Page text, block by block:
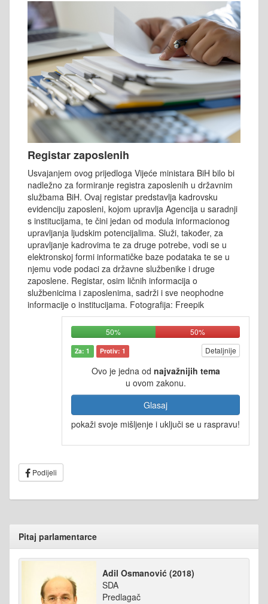
Registar zaposlenih
Usvajanjem ovog prijedloga Vijeće ministara BiH bilo bi
nadležno za formiranje registra zaposlenih u državnim
službama BiH. Ovaj registar predstavlja kadrovsku
evidenciju zaposleni, kojom upravlja Agencija u saradnji
s institucijama, te čini jedan od modula informacionog
upravljanja ljudskim potencijalima. Služi, također, za
upravljanje kadrovima te za druge potrebe, vodi se u
elektronskoj formi informatičke baze podataka te se u
njemu vode podaci za državne službenike i druge
zaposlene. Registar, osim ličnih informacija o
službenicima i zaposlenima, sadrži i sve neophodne
informacije o institucijama. Fotografija: Freepik
50% 50%
Za: 1 Protiv: 1 Detaljnije
Ovo je jedna od najvažnijih tema
u ovom zakonu.
Glasaj
pokaži svoje mišljenje i uključi se u raspravu!
Podijeli
Pitaj parlamentarce
Adil Osmanović (2018)
SDA
Predlagač